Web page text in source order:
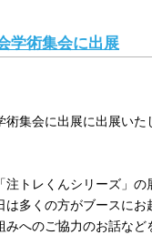
学術集会に出展
集会に出展に出展いた
トレくんシリーズ」の
多くの方がブースにお
へのご協力のお話な